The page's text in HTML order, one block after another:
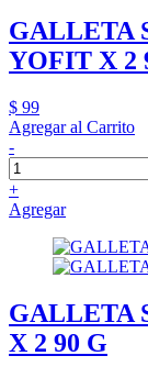
GALLETA
YOFIT X 2
$ 99
Agregar al Carrito
-
+
Agregar
GALLETA
X 2 90 G